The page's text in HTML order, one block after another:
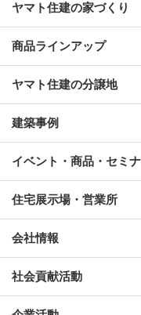
ヤマト住建の家づくり
商品ラインアップ
ヤマト住建の分譲地
建築事例
イベント・商品・セミ
住宅展示場・営業所
会社情報
社会貢献活動